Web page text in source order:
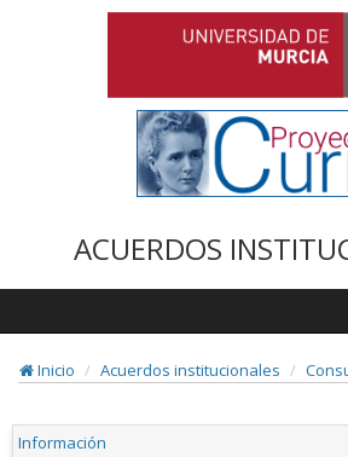
ACUERDOS
Inicio
Acuerdos institucionales
Información